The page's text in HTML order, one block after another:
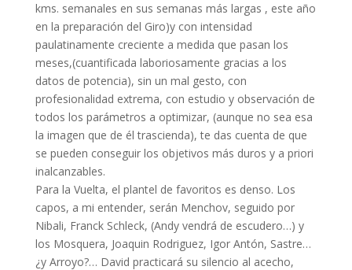
kms. semanales en sus semanas más largas , este año
en la preparación del Giro)y con intensidad
paulatinamente creciente a medida que pasan los
meses,(cuantificada laboriosamente gracias a los
datos de potencia), sin un mal gesto, con
profesionalidad extrema, con estudio y observación de
todos los parámetros a optimizar, (aunque no sea esa
la imagen que de él trascienda), te das cuenta de que
se pueden conseguir los objetivos más duros y a priori
inalcanzables.
Para la Vuelta, el plantel de favoritos es denso. Los
capos, a mi entender, serán Menchov, seguido por
Nibali, Franck Schleck, (Andy vendrá de escudero…) y
los Mosquera, Joaquin Rodriguez, Igor Antón, Sastre…
¿y Arroyo?… David practicará su silencio al acecho,